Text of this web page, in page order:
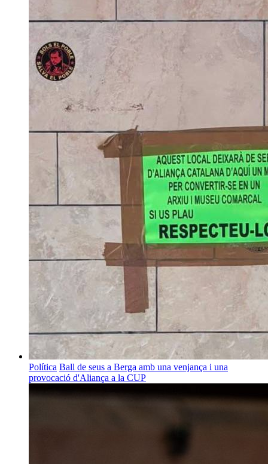
Política Ball de seus a Berga amb una venjança i una
provocació d'Aliança a la CUP